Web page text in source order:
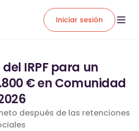
Iniciar sesión
IRPF para un
€ en Comunidad
después de las retenciones